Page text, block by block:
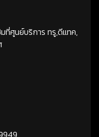
ศูนย์บริการ ทรู,ดีแทค,